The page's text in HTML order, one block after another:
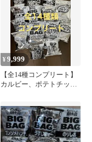
¥9,999
【全14種コンプリート】
カルビー、ポテトチップ